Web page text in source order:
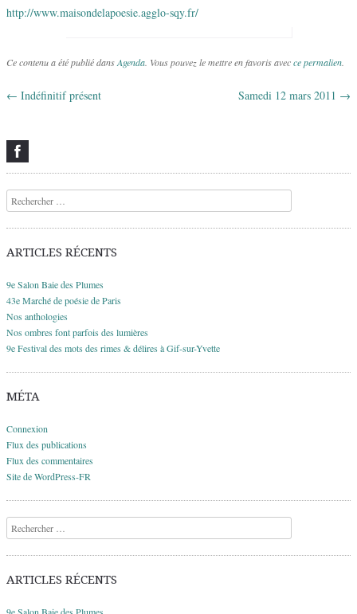
http://www.maisondelapoesie.agglo-sqy.fr/
Ce contenu a été publié dansAgenda . Vous pouvez le mettre en favoris avecce permalien
Navigation des articles
← Indéfinitif présent Samedi 12 mars 2011 →
Recherche
ARTICLES RÉCENTS
9e Salon Baie des Plumes
43e Marché de poésie de Paris
Nos anthologies
Nos ombres font parfois des lumières
9e Festival des mots des rimes & délires à Gif-sur-Yvette
MÉTA
Connexion
Flux des publications
Flux des commentaires
Site de WordPress-FR
Recherche
ARTICLES RÉCENTS